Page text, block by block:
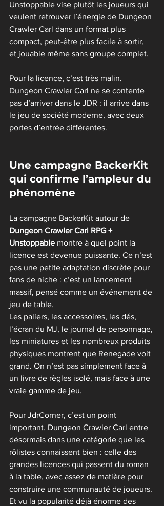
Unstoppable vise plutôt les joueurs qui
veulent retrouver l’énergie de Dungeon
Crawler Carl dans un format plus
compact, peut-être plus facile à sortir,
et jouable même sans groupe complet.
Pour la licence, c’est très malin.
Dungeon Crawler Carl ne se contente
pas d’arriver dans le JDR : il arrive dans
le jeu de société moderne, avec deux
portes d’entrée différentes.
Une campagne BackerKit
qui confirme l’ampleur du
phénomène
La campagne BackerKit autour de
Dungeon Crawler Carl RPG +
Unstoppable montre à quel point la
licence est devenue puissante. Ce n’est
pas une petite adaptation discrète pour
fans de niche : c’est un lancement
massif, pensé comme un événement de
jeu de table.
Les paliers, les accessoires, les dés,
l’écran du MJ, le journal de personnage,
les miniatures et les nombreux produits
physiques montrent que Renegade voit
grand. On n’est pas simplement face à
un livre de règles isolé, mais face à une
vraie gamme de jeu.
Pour JdrCorner, c’est un point
important. Dungeon Crawler Carl entre
désormais dans une catégorie que les
rôlistes connaissent bien : celle des
grandes licences qui passent du roman
à la table, avec assez de matière pour
construire une communauté de joueurs.
Et vu la popularité déjà énorme des